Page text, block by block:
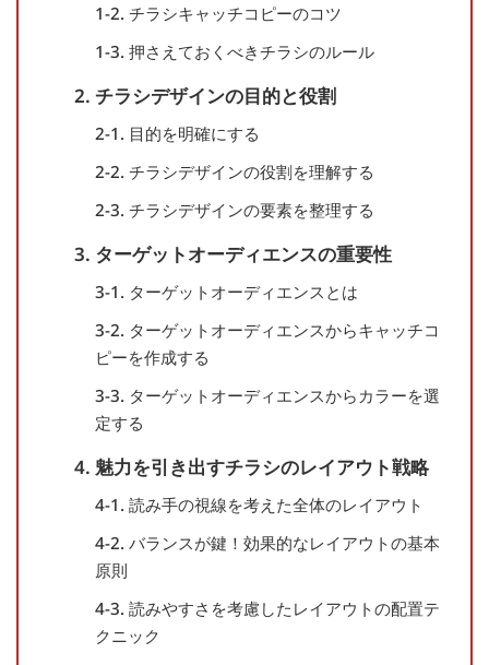
1-2. チラシキャッチコピーのコツ
1-3. 押さえておくべきチラシのルール
2. チラシデザインの目的と役割
2-1. 目的を明確にする
2-2. チラシデザインの役割を理解する
2-3. チラシデザインの要素を整理する
3. ターゲットオーディエンスの重要性
3-1. ターゲットオーディエンスとは
3-2. ターゲットオーディエンスからキャッチコ
ピーを作成する
3-3. ターゲットオーディエンスからカラーを選
定する
4. 魅力を引き出すチラシのレイアウト戦略
4-1. 読み手の視線を考えた全体のレイアウト
4-2. バランスが鍵！効果的なレイアウトの基本
原則
4-3. 読みやすさを考慮したレイアウトの配置テ
クニック